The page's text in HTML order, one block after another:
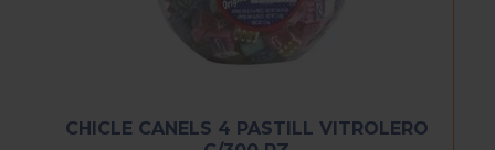
CHICLE CANELS 4 PASTILL VITROLERO